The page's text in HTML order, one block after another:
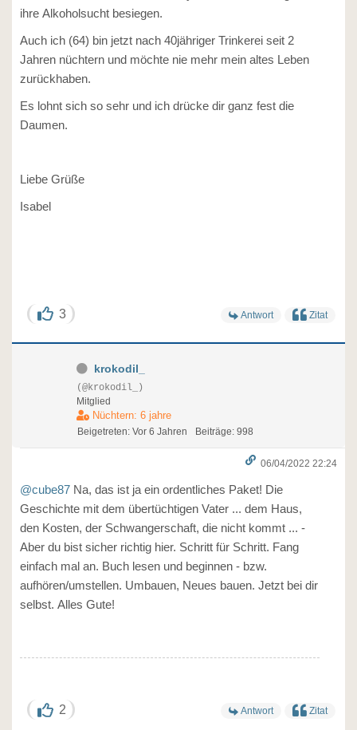
ihre Alkoholsucht besiegen.
Auch ich (64) bin jetzt nach 40jähriger Trinkerei seit 2
Jahren nüchtern und möchte nie mehr mein altes Leben
zurückhaben.
Es lohnt sich so sehr und ich drücke dir ganz fest die
Daumen.
Liebe Grüße
Isabel
3 Antwort Zitat
krokodil_
(@krokodil_)
Mitglied
Nüchtern: 6 jahre
Beigetreten: Vor 6 Jahren Beiträge: 998
06/04/2022 22:24
@cube87 Na, das ist ja ein ordentliches Paket! Die
Geschichte mit dem übertüchtigen Vater ... dem Haus,
den Kosten, der Schwangerschaft, die nicht kommt ... -
Aber du bist sicher richtig hier. Schritt für Schritt. Fang
einfach mal an. Buch lesen und beginnen - bzw.
aufhören/umstellen. Umbauen, Neues bauen. Jetzt bei dir
selbst. Alles Gute!
2 Antwort Zitat